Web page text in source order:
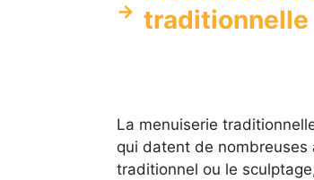
traditionnelle
La menuiserie
qui datent de nombreuses
traditionnel ou le